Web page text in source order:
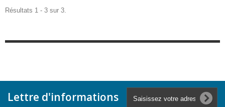
Résultats 1 - 3 sur 3.
Lettre d'informations